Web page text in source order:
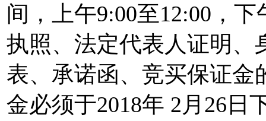
间，上午9:00至12:00，
执照、法定代表人证明、
表、承诺函、竞买保证金
金必须于2018年 2月26日